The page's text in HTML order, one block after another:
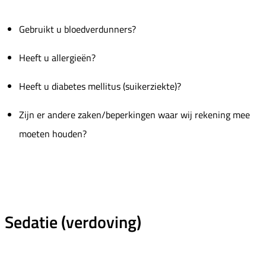
Gebruikt u bloedverdunners?
Heeft u allergieën?
Heeft u diabetes mellitus (suikerziekte)?
Zijn er andere zaken/beperkingen waar wij rekening mee
moeten houden?
Sedatie (verdoving)